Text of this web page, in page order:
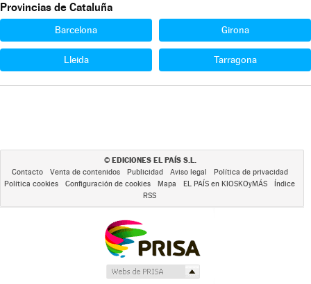
Provincias de Cataluña
Barcelona Girona
Lleida Tarragona
© EDICIONES EL PAÍS S.L.
Contacto Venta de contenidos Publicidad Aviso legal
Política de privacidad
Política cookies
Configuración de cookies Mapa EL PAÍS en KIOSKOyMÁS
Índice
RSS